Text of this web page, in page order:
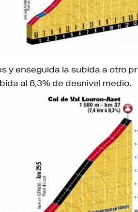
y enseguida la subida a otro
al 8,3% de desnivel medio.